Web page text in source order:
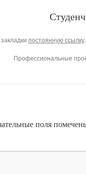
постоянную ссылку.
Профессиональные
поля